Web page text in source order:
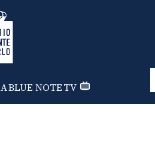
Monte Carlo
BLUE NOTETV